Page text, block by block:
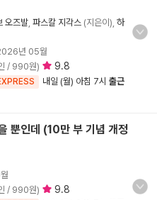
오즈발 파스칼 지각스 (지은이), 하
년 05월
/ 990원) 9.8
내일 (월) 아침 7시 출근
뿐인데 (10만 부 기념 개정
/ 990원) 9.8